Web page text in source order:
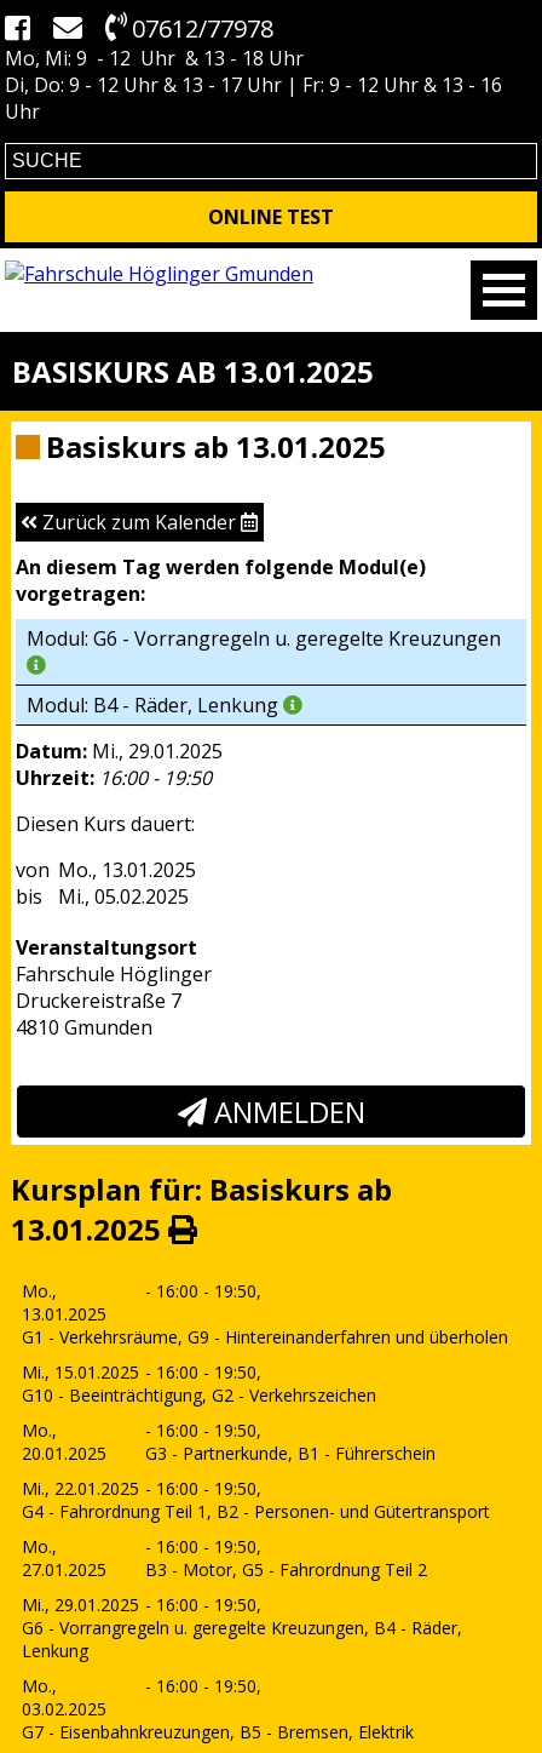
07612/77978
Mo, Mi: 9 - 12 Uhr & 13 - 18 Uhr
Di, Do: 9 - 12 Uhr & 13 - 17 Uhr | Fr: 9 - 12 Uhr & 13 - 16
Uhr
ONLINE TEST
BASISKURS AB 13.01.2025
Basiskurs ab 13.01.2025
Zurück zum Kalender
An diesem Tag werden folgende Modul(e)
vorgetragen:
Modul: G6 - Vorrangregeln u. geregelte Kreuzungen
Modul: B4 - Räder, Lenkung
Datum: Mi., 29.01.2025
Uhrzeit: 16:00 - 19:50
Diesen Kurs dauert:
Mo., 13.01.2025
Mi., 05.02.2025
Veranstaltungsort
Fahrschule Höglinger
Druckereistraße 7
4810 Gmunden
ANMELDEN
Kursplan für: Basiskurs ab
13.01.2025
Mo.,
13.01.2025
- 16:00 - 19:50,
G1 - Verkehrsräume, G9 - Hintereinanderfahren und überholen
Mi., 15.01.2025 - 16:00 - 19:50,
G10 - Beeinträchtigung, G2 - Verkehrszeichen
Mo.,
20.01.2025
- 16:00 - 19:50,
G3 - Partnerkunde, B1 - Führerschein
Mi., 22.01.2025 - 16:00 - 19:50,
G4 - Fahrordnung Teil 1, B2 - Personen- und Gütertransport
Mo.,
27.01.2025
- 16:00 - 19:50,
B3 - Motor, G5 - Fahrordnung Teil 2
Mi., 29.01.2025 - 16:00 - 19:50,
G6 - Vorrangregeln u. geregelte Kreuzungen, B4 - Räder,
Lenkung
Mo.,
03.02.2025
- 16:00 - 19:50,
G7 - Eisenbahnkreuzungen, B5 - Bremsen, Elektrik